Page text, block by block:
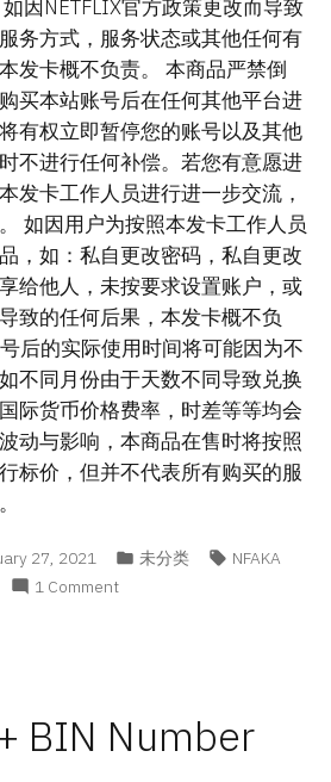
因NETFLIX官方政策更改而导致
务方式，服务状态或其他任何有
发卡概不负责。 本商品严禁倒
买本站账号后在任何其他平台进
有权立即暂停您的账号以及其他
不进行任何补偿。若您有意愿进
发卡工作人员进行进一步交流，
如因用户为按照本发卡工作人员
，如：私自更改密码，私自更改
给他人，未按要求设置账户，或
致的任何后果，本发卡概不负
后的实际使用时间将可能因为不
不同月份由于天数不同导致兑换
际货币价格费率，时差等等均会
动与影响，本商品在售时将按照
标价，但并不代表所有购买的服
27, 2021
Posted
未分类 Tags:
NFAKA
1 Commenton
购
BIN Number